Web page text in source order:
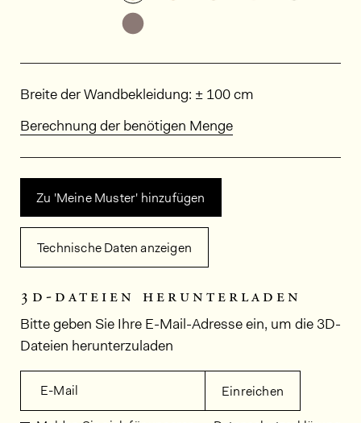
Abmessungen
Breite der Wandbekleidung: ± 100 cm
Berechnung der benötigen Menge
Zu 'Meine Muster' hinzufügen
Technische Daten anzeigen
3d-dateien herunterladen
Bitte geben Sie Ihre E-Mail-Adresse ein, um die 3D-
Dateien herunterzuladen
E-Mail Einreichen